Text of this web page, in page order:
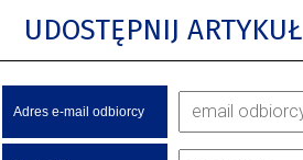
UDOSTĘPNIJ ARTYKUŁ
Adres e-mail odbiorcy